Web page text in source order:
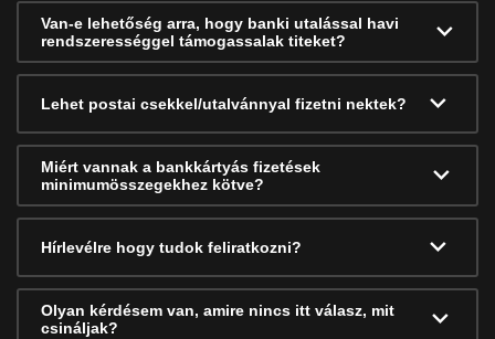
Van-e lehetőség arra, hogy banki utalással havi
rendszerességgel támogassalak titeket?
Lehet postai csekkel/utalvánnyal fizetni nektek?
Miért vannak a bankkártyás fizetések
minimumösszegekhez kötve?
Hírlevélre hogy tudok feliratkozni?
Olyan kérdésem van, amire nincs itt válasz, mit
csináljak?